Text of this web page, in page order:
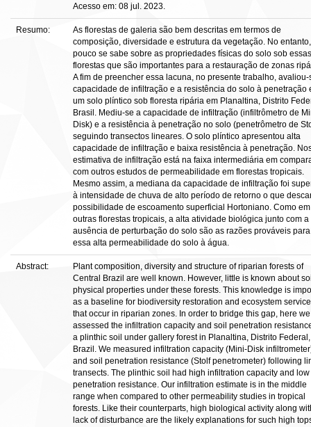
Acesso em: 08 jul. 2023.
Resumo:
As florestas de galeria são bem descritas em termos de
composição, diversidade e estrutura da vegetação. No entanto,
pouco se sabe sobre as propriedades físicas do solo sob essas
florestas que são importantes para a restauração de zonas
A fim de preencher essa lacuna, no presente trabalho, avaliou-
capacidade de infiltração e a resistência do solo à penetração
um solo plíntico sob floresta ripária em Planaltina, Distrito
Brasil. Mediu-se a capacidade de infiltração (infiltrômetro de
Disk) e a resistência à penetração no solo (penetrômetro de
seguindo transectos lineares. O solo plíntico apresentou alta
capacidade de infiltração e baixa resistência à penetração.
estimativa de infiltração está na faixa intermediária em
com outros estudos de permeabilidade em florestas tropicais.
Mesmo assim, a mediana da capacidade de infiltração foi
à intensidade de chuva de alto período de retorno o que
possibilidade de escoamento superficial Hortoniano. Como em
outras florestas tropicais, a alta atividade biológica junto com a
ausência de perturbação do solo são as razões prováveis para
essa alta permeabilidade do solo à água.
Abstract:
Plant composition, diversity and structure of riparian forests of
Central Brazil are well known. However, little is known about
physical properties under these forests. This knowledge is
as a baseline for biodiversity restoration and ecosystem
that occur in riparian zones. In order to bridge this gap, here we
assessed the infiltration capacity and soil penetration
a plinthic soil under gallery forest in Planaltina, Distrito Federal,
Brazil. We measured infiltration capacity (Mini-Disk
and soil penetration resistance (Stolf penetrometer) following
transects. The plinthic soil had high infiltration capacity and low
penetration resistance. Our infiltration estimate is in the middle
range when compared to other permeability studies in tropical
forests. Like their counterparts, high biological activity along
lack of disturbance are the likely explanations for such high